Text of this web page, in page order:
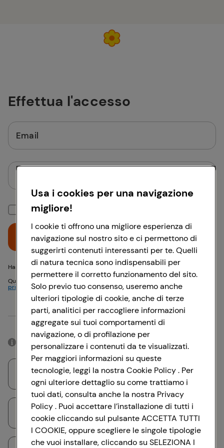
Effettua l'accesso
Email
Mantieni la sessione attiva
Hai problemi di accesso? {{recover-pwd}} o {{recover-email}}
Questo sito è protetto da reCAPTCHA e si applicano
privacy eTermini di servizioGoogle
Accedi
Oppure
Accedendo con il tuo account social, rimarrai connesso per 12 ore.
Accedi con Google
Usa i cookies per una navigazione
migliore!
I cookie ti offrono una migliore esperienza di
navigazione sul nostro sito e ci permettono di
suggerirti contenuti interessanti per te. Quelli
di natura tecnica sono indispensabili per
permettere il corretto funzionamento del sito.
Solo previo tuo consenso, useremo anche
ulteriori tipologie di cookie, anche di terze
parti, analitici per raccogliere informazioni
aggregate sui tuoi comportamenti di
navigazione, o di profilazione per
personalizzare i contenuti da te visualizzati.
Per maggiori informazioni su queste
tecnologie, leggi la nostra Cookie Policy . Per
ogni ulteriore dettaglio su come trattiamo i
tuoi dati, consulta anche la nostra Privacy
Policy . Puoi accettare l’installazione di tutti i
cookie cliccando sul pulsante ACCETTA TUTTI
I COOKIE, oppure scegliere le singole tipologie
che vuoi installare, cliccando su SELEZIONA I